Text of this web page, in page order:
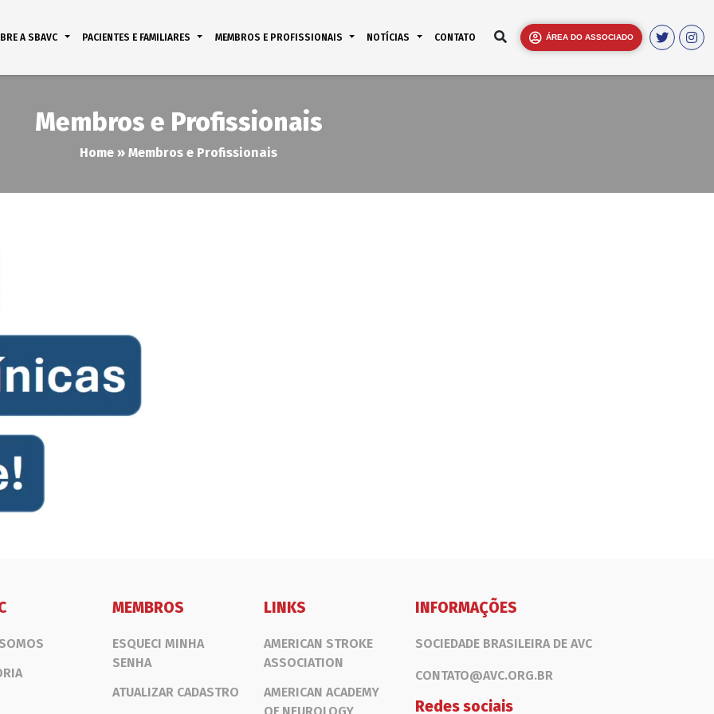
A SBAVC PACIENTES E FAMILIARES MEMBROS E PROFISSIONAIS NOTÍCIAS CONTATO ÁREA DO ASSOCIADO
Membros e Profissionais
Home » Membros e Profissionais
MEMBROS
ESQUECI MINHA
SENHA
ATUALIZAR CADASTRO
LINKS
AMERICAN STROKE
ASSOCIATION
AMERICAN ACADEMY
INFORMAÇÕES
SOCIEDADE BRASILEIRA DE AVC
CONTATO@AVC.ORG.BR
Redes sociais